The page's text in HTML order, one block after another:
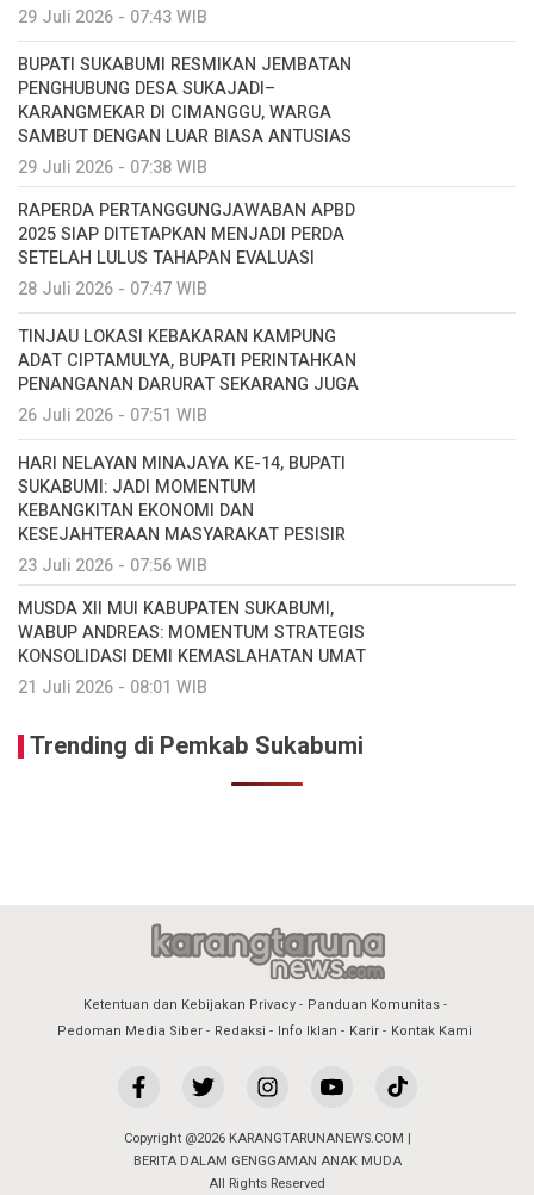
29 Juli 2026 - 07:43 WIB
BUPATI SUKABUMI RESMIKAN JEMBATAN
PENGHUBUNG DESA SUKAJADI–
KARANGMEKAR DI CIMANGGU, WARGA
SAMBUT DENGAN LUAR BIASA ANTUSIAS
29 Juli 2026 - 07:38 WIB
RAPERDA PERTANGGUNGJAWABAN APBD
2025 SIAP DITETAPKAN MENJADI PERDA
SETELAH LULUS TAHAPAN EVALUASI
28 Juli 2026 - 07:47 WIB
TINJAU LOKASI KEBAKARAN KAMPUNG
ADAT CIPTAMULYA, BUPATI PERINTAHKAN
PENANGANAN DARURAT SEKARANG JUGA
26 Juli 2026 - 07:51 WIB
HARI NELAYAN MINAJAYA KE-14, BUPATI
SUKABUMI: JADI MOMENTUM
KEBANGKITAN EKONOMI DAN
KESEJAHTERAAN MASYARAKAT PESISIR
23 Juli 2026 - 07:56 WIB
MUSDA XII MUI KABUPATEN SUKABUMI,
WABUP ANDREAS: MOMENTUM STRATEGIS
KONSOLIDASI DEMI KEMASLAHATAN UMAT
21 Juli 2026 - 08:01 WIB
Trending di Pemkab Sukabumi
Ketentuan dan Kebijakan Privacy
Panduan Komunitas
Pedoman Media Siber
Redaksi Info Iklan Karir Kontak Kami
Copyright @2026 KARANGTARUNANEWS.COM |
BERITA DALAM GENGGAMAN ANAK MUDA
All Rights Reserved